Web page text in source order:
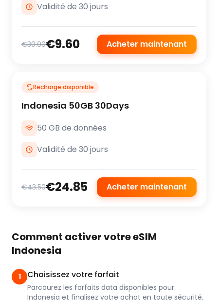
Validité de 30 jours
€30.00€9.60 Acheter maintenant
Recharge disponible
Indonesia 50GB 30Days
50 GB de données
Validité de 30 jours
€43.50€24.85 Acheter maintenant
Comment activer votre eSIM
Indonesia
1 Choisissez votre forfait
Parcourez les forfaits data disponibles pour
Indonesia et finalisez votre achat en toute sécurité.